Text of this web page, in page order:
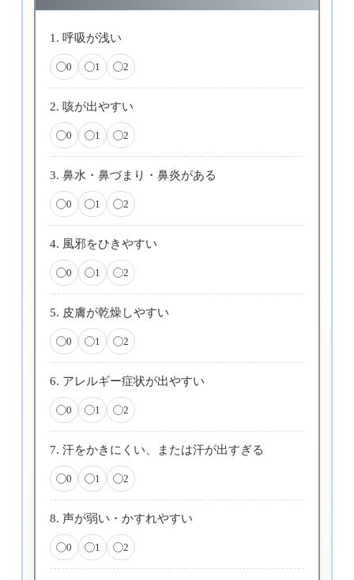
1. 呼吸が浅い
0 1 2
2. 咳が出やすい
0 1 2
3. 鼻水・鼻づまり・鼻炎がある
0 1 2
4. 風邪をひきやすい
0 1 2
5. 皮膚が乾燥しやすい
0 1 2
6. アレルギー症状が出やすい
0 1 2
7. 汗をかきにくい、または汗が出すぎる
0 1 2
8. 声が弱い・かすれやすい
0 1 2